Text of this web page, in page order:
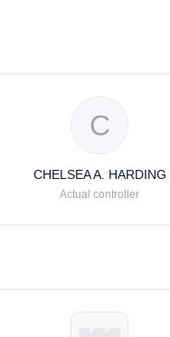
C
CHELSEA A. HARDING
Actual controller